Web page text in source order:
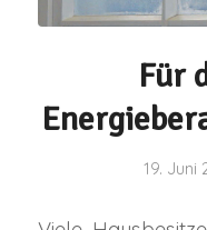
Für
19. Juni